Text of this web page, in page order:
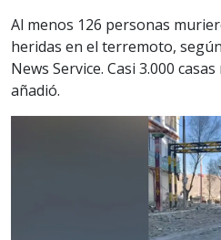
Al menos 126 personas
heridas en el terremoto,
News Service. Casi 3.000
añadió.